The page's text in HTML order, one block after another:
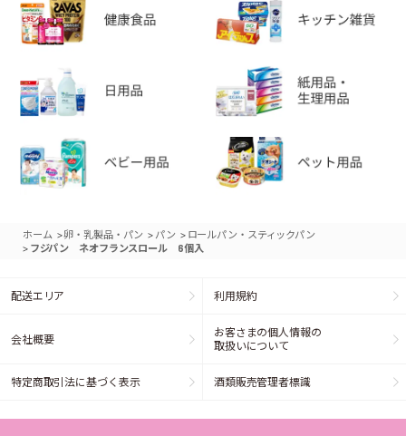
ホーム >卵・乳製品・パン > パン > ロールパン・スティックパン
> フジパン ネオフランスロール 6個入
配送エリア 利用規約
会社概要
お客さまの個人情報の
取扱いについて
特定商取引法に基づく表示 酒類販売管理者標識